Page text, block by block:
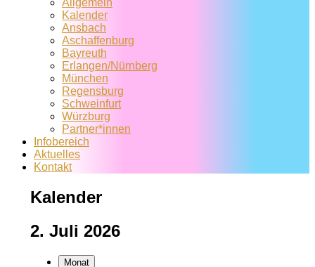
Allgemein
Kalender
Ansbach
Aschaffenburg
Bayreuth
Erlangen/Nürnberg
München
Regensburg
Schweinfurt
Würzburg
Partner*innen
Infobereich
Aktuelles
Kontakt
Kalender
2. Juli 2026
Monat